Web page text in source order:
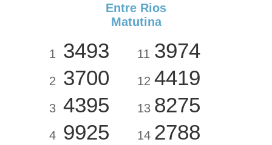
Entre Rios
Matutina
1 3493
2 3700
3 4395
4 9925
11 3974
12 4419
13 8275
14 2788